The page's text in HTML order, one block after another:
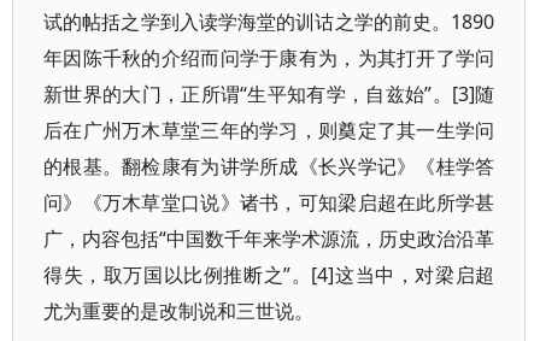
试的帖括之学到入读学海堂的训诂之学的前史。1890
年因陈千秋的介绍而问学于康有为，为其打开了学问
新世界的大门，正所谓“生平知有学，自兹始”。[3]随
后在广州万木草堂三年的学习，则奠定了其一生学问
的根基。翻检康有为讲学所成《长兴学记》《桂学答
问》《万木草堂口说》诸书，可知梁启超在此所学甚
广，内容包括“中国数千年来学术源流，历史政治沿革
得失，取万国以比例推断之”。[4]这当中，对梁启超
尤为重要的是改制说和三世说。